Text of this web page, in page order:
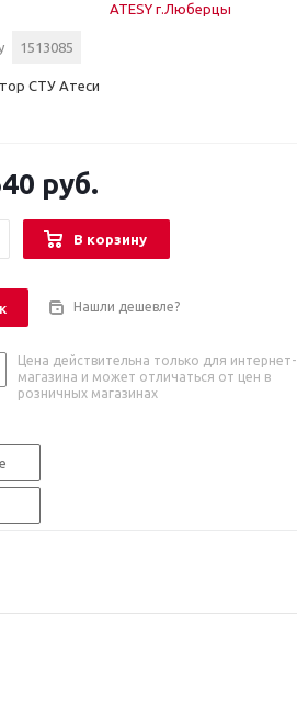
ATESY г.Люберцы
1513085
СТУ Атеси
руб.
В корзину
Нашли дешевле?
Цена действительна только для интернет-
магазина и может отличаться от цен в
розничных магазинах